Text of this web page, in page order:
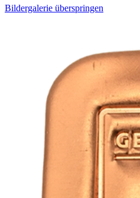
Bildergalerie überspringen